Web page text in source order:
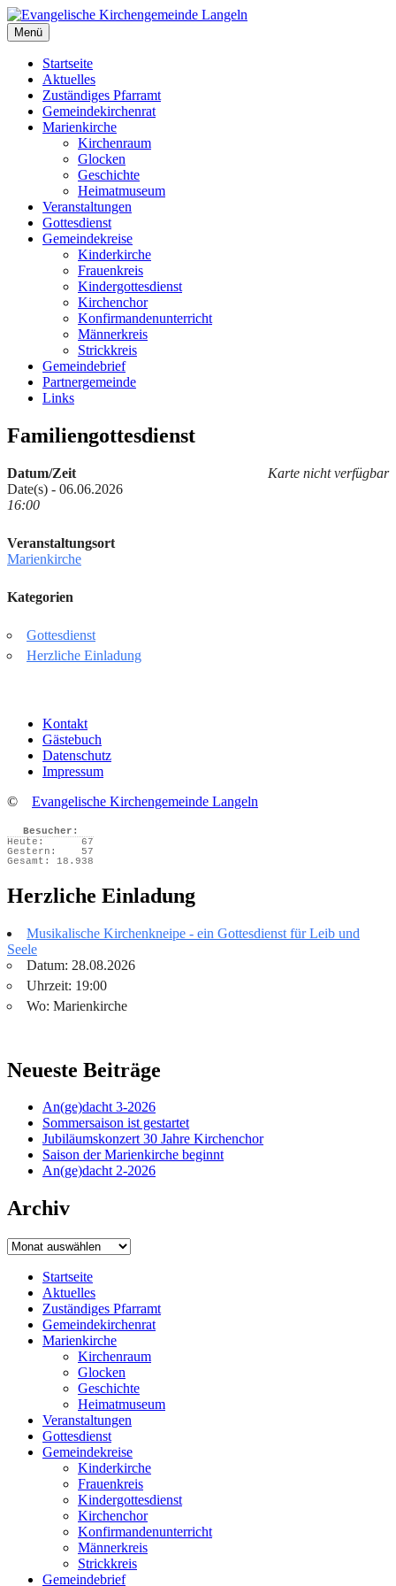
Zum
Inhalt
springen
Evangelische Kirchengemeinde Langeln
Evangelische Kirchengemeinde Langeln
Menü
Startseite
Aktuelles
Zuständiges Pfarramt
Gemeindekirchenrat
Marienkirche
Kirchenraum
Glocken
Geschichte
Heimatmuseum
Veranstaltungen
Gottesdienst
Gemeindekreise
Kinderkirche
Frauenkreis
Kindergottesdienst
Kirchenchor
Konfirmandenunterricht
Männerkreis
Strickkreis
Gemeindebrief
Partnergemeinde
Links
Familiengottesdienst
Karte nicht verfügbar
Datum/Zeit
Date(s) - 06.06.2026
16:00
Veranstaltungsort
Marienkirche
Kategorien
Gottesdienst
Herzliche Einladung
Kontakt
Gästebuch
Datenschutz
Impressum
© Evangelische Kirchengemeinde Langeln
Besucher:
Heute:
67
Gestern:
57
Gesamt:
18.938
Herzliche Einladung
Musikalische Kirchenkneipe - ein Gottesdienst für Leib und
Seele
Datum: 28.08.2026
Uhrzeit: 19:00
Wo: Marienkirche
Neueste Beiträge
An(ge)dacht 3-2026
Sommersaison ist gestartet
Jubiläumskonzert 30 Jahre Kirchenchor
Saison der Marienkirche beginnt
An(ge)dacht 2-2026
Archiv
Archiv
Startseite
Aktuelles
Zuständiges Pfarramt
Gemeindekirchenrat
Marienkirche
Kirchenraum
Glocken
Geschichte
Heimatmuseum
Veranstaltungen
Gottesdienst
Gemeindekreise
Kinderkirche
Frauenkreis
Kindergottesdienst
Kirchenchor
Konfirmandenunterricht
Männerkreis
Strickkreis
Gemeindebrief